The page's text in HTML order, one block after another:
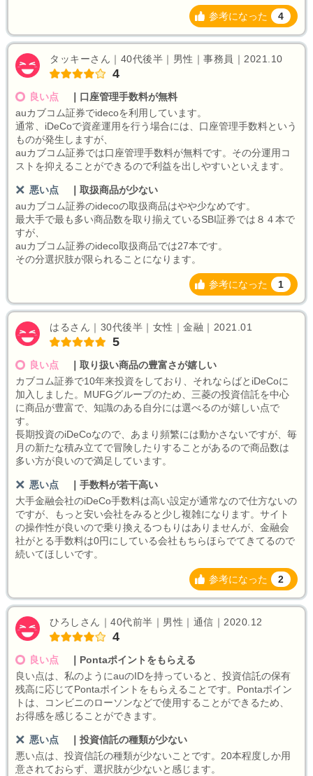
参考になった 4
タッキーさん｜40代後半｜男性｜事務員｜2021.10
4
良い点
口座管理手数料が無料
auカブコム証券でidecoを利用しています。
通常、iDeCoで資産運用を行う場合には、口座管理手数料という
ものが発生しますが、
auカブコム証券では口座管理手数料が無料です。その分運用コ
ストを抑えることができるので利益を出しやすいといえます。
悪い点
取扱商品が少ない
auカブコム証券のidecoの取扱商品はやや少なめです。
最大手で最も多い商品数を取り揃えているSBI証券では８４本で
すが、
auカブコム証券のideco取扱商品では27本です。
その分選択肢が限られることになります。
参考になった 1
はるさん｜30代後半｜女性｜金融｜2021.01
5
良い点
取り扱い商品の豊富さが嬉しい
カブコム証券で10年来投資をしており、それならばとiDeCoに
加入しました。MUFGグループのため、三菱の投資信託を中心
に商品が豊富で、知識のある自分には選べるのが嬉しい点で
す。
長期投資のiDeCoなので、あまり頻繁には動かさないですが、毎
月の新たな積み立てで冒険したりすることがあるので商品数は
多い方が良いので満足しています。
悪い点
手数料が若干高い
大手金融会社のiDeCo手数料は高い設定が通常なので仕方ないの
ですが、もっと安い会社をみると少し複雑になります。サイト
の操作性が良いので乗り換えるつもりはありませんが、金融会
社がとる手数料は0円にしている会社もちらほらでてきてるので
続いてほしいです。
参考になった 2
ひろしさん｜40代前半｜男性｜通信｜2020.12
4
良い点
Pontaポイントをもらえる
良い点は、私のようにauのIDを持っていると、投資信託の保有
残高に応じてPontaポイントをもらえることです。Pontaポイン
トは、コンビニのローソンなどで使用することができるため、
お得感を感じることができます。
悪い点
投資信託の種類が少ない
悪い点は、投資信託の種類が少ないことです。20本程度しか用
意されておらず、選択肢が少ないと感じます。